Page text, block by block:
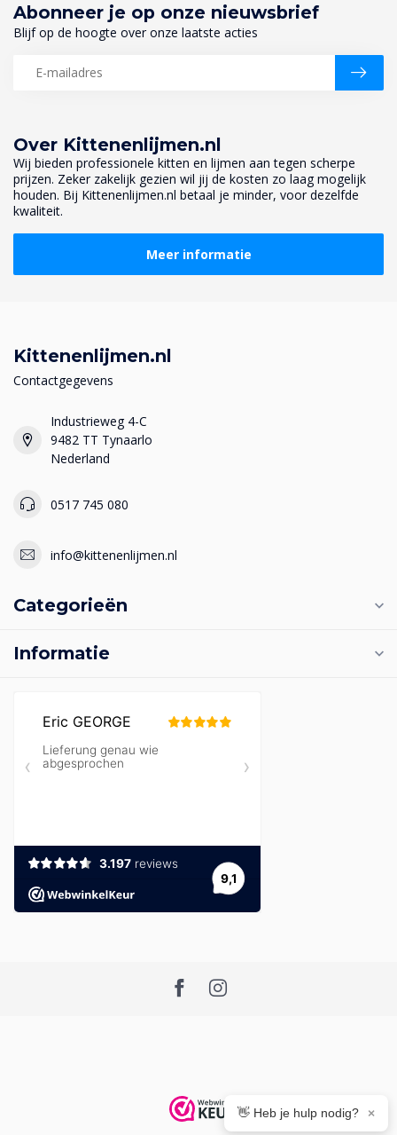
Over Kittenenlijmen.nl
Wij bieden professionele kitten en lijmen aan tegen scherpe
prijzen. Zeker zakelijk gezien wil jij de kosten zo laag mogelijk
houden. Bij Kittenenlijmen.nl betaal je minder, voor dezelfde
kwaliteit.
Meer informatie
Abonneer je op onze nieuwsbrief
Blijf op de hoogte over onze laatste acties
Kittenenlijmen.nl
Contactgegevens
Industrieweg 4-C
9482 TT Tynaarlo
Nederland
0517 745 080
info@kittenenlijmen.nl
Categorieën
Informatie
👋 Heb je hulp nodig? ×